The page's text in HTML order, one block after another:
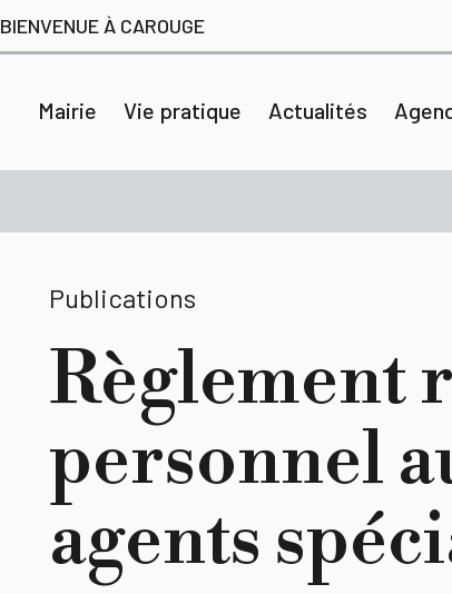
BIENVENUE À CAROUGE
Mairie Vie pratique Actualités
Publications
Règlement
personnel
agents